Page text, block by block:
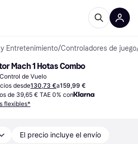
Entretenimiento/Controladores de juego
Mach 1 Hotas Combo
de Vuelo
desde130,73 €a159,99 €
de 39,65 € TAE 0% con
flexibles*
El precio incluye el envío